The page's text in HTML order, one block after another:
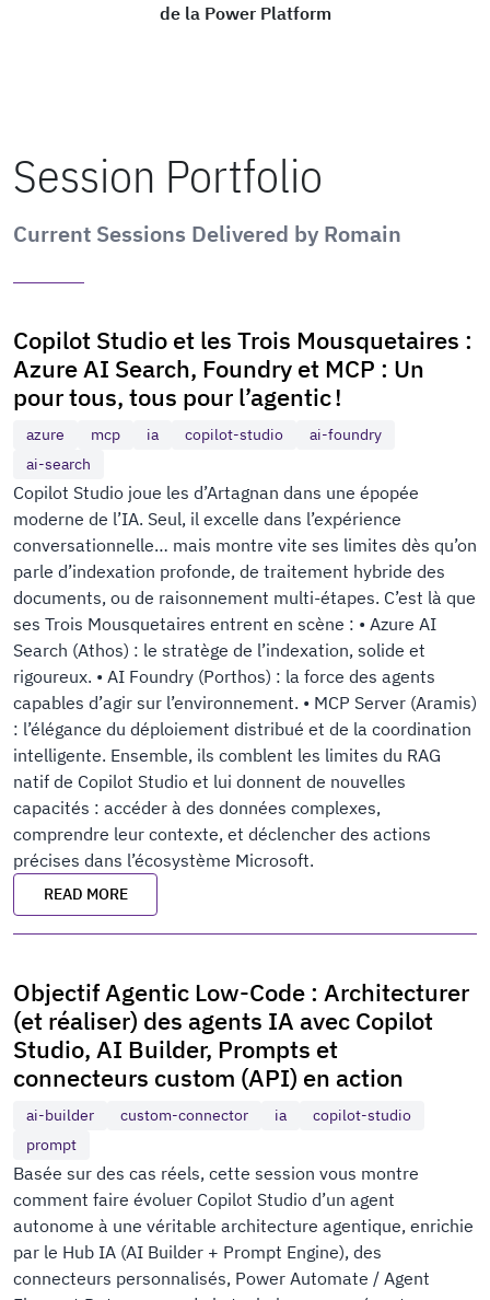
de la Power Platform
Session Portfolio
Current Sessions Delivered by Romain
Copilot Studio et les Trois Mousquetaires :
Azure AI Search, Foundry et MCP : Un
pour tous, tous pour l’agentic !
azure mcp ia copilot-studio
ai-foundry
ai-search
Copilot Studio joue les d’Artagnan dans une épopée
moderne de l’IA. Seul, il excelle dans l’expérience
conversationnelle… mais montre vite ses limites dès qu’on
parle d’indexation profonde, de traitement hybride des
documents, ou de raisonnement multi-étapes. C’est là que
ses Trois Mousquetaires entrent en scène : • Azure AI
Search (Athos) : le stratège de l’indexation, solide et
rigoureux. • AI Foundry (Porthos) : la force des agents
capables d’agir sur l’environnement. • MCP Server (Aramis)
: l’élégance du déploiement distribué et de la coordination
intelligente. Ensemble, ils comblent les limites du RAG
natif de Copilot Studio et lui donnent de nouvelles
capacités : accéder à des données complexes,
comprendre leur contexte, et déclencher des actions
précises dans l’écosystème Microsoft.
READ MORE
Objectif Agentic Low-Code : Architecturer
(et réaliser) des agents IA avec Copilot
Studio, AI Builder, Prompts et
connecteurs custom (API) en action
ai-builder custom-connector ia
copilot-studio
prompt
Basée sur des cas réels, cette session vous montre
comment faire évoluer Copilot Studio d’un agent
autonome à une véritable architecture agentique, enrichie
par le Hub IA (AI Builder + Prompt Engine), des
connecteurs personnalisés, Power Automate / Agent